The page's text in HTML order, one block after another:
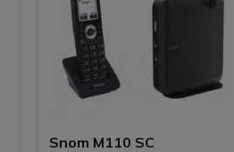
Snom M110 SC